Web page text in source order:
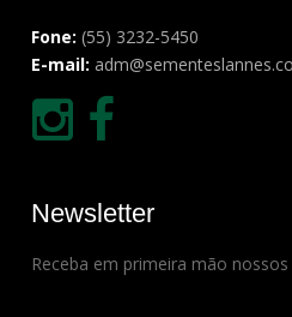
Fone: (55) 3232-5450
E-mail:
Newsletter
Receba em primeira mão